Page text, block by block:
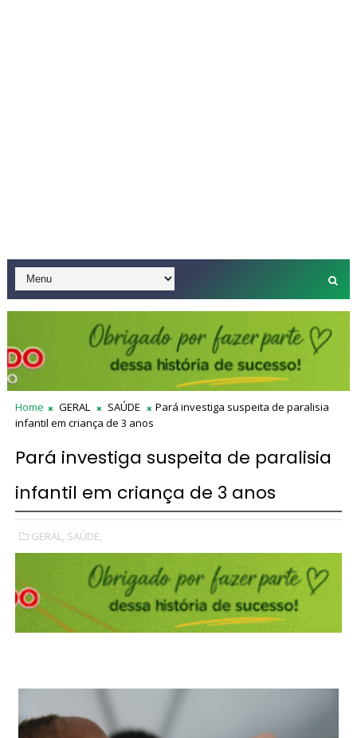
Home GERAL SAÚDE
Pará investiga suspeita de paralisia
infantil em criança de 3 anos
Pará investiga suspeita de paralisia
infantil em criança de 3 anos
GERAL, SAÚDE,